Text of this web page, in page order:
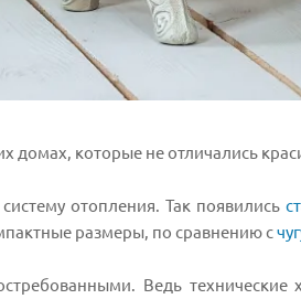
домах, которые не отличались
отопления. Так появились
размеры, по сравнению с
Ведь технические